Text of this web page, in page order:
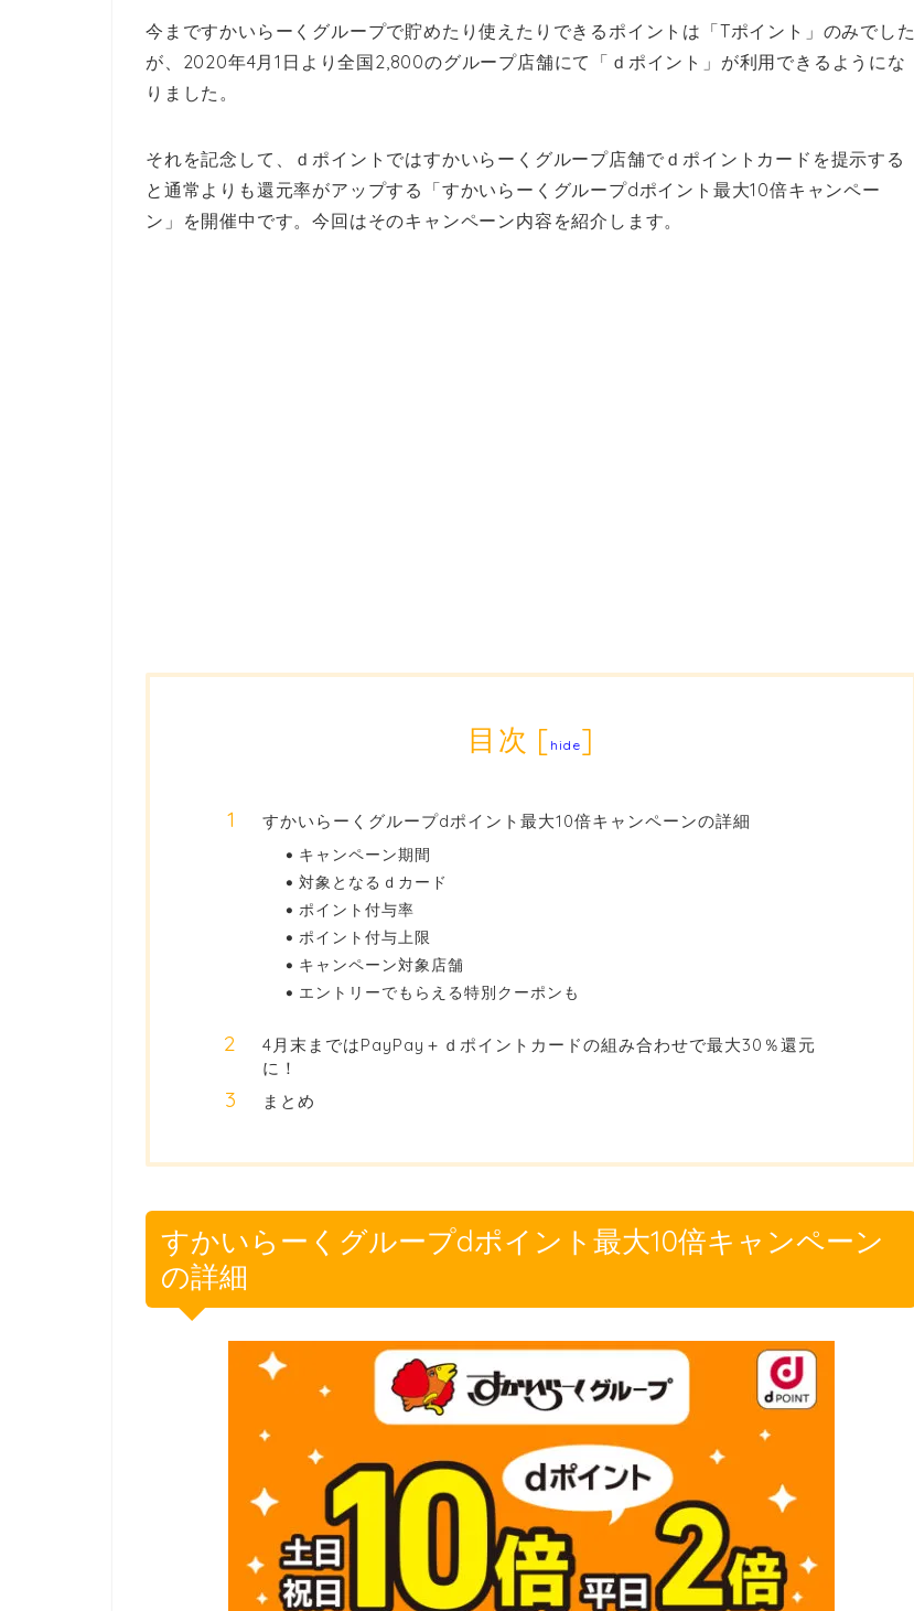
今まですかいらーくグループで貯めたり使えたりできるポイントは「Tポイント」のみでした
が、2020年4月1日より全国2,800のグループ店舗にて「ｄポイント」が利用できるようにな
りました。
それを記念して、ｄポイントではすかいらーくグループ店舗でｄポイントカードを提示する
と通常よりも還元率がアップする「すかいらーくグループdポイント最大10倍キャンペー
ン」を開催中です。今回はそのキャンペーン内容を紹介します。
目次 [ hide]
すかいらーくグループdポイント最大10倍キャンペーンの詳細
キャンペーン期間
対象となるｄカード
ポイント付与率
ポイント付与上限
キャンペーン対象店舗
エントリーでもらえる特別クーポンも
4月末まではPayPay＋ｄポイントカードの組み合わせで最大30％還元
に！
まとめ
すかいらーくグループdポイント最大10倍キャンペーン
の詳細